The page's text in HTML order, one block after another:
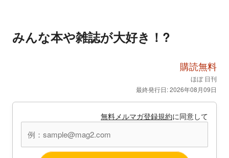
みんな本や雑誌が大好き！?
購読無料
ほぼ 日刊
最終発行日: 2026年08月09日
無料メルマガ登録規約に同意して